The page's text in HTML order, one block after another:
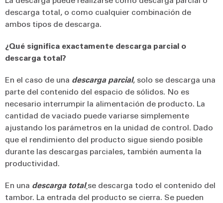
descarga total, o como cualquier combinación de
ambos tipos de descarga.
¿Qué significa exactamente descarga parcial o
descarga total?
En el caso de una descarga parcial, solo se descarga una
parte del contenido del espacio de sólidos. No es
necesario interrumpir la alimentación de producto. La
cantidad de vaciado puede variarse simplemente
ajustando los parámetros en la unidad de control. Dado
que el rendimiento del producto sigue siendo posible
durante las descargas parciales, también aumenta la
productividad.
En una descarga total se descarga todo el contenido del
tambor. La entrada del producto se cierra. Se pueden